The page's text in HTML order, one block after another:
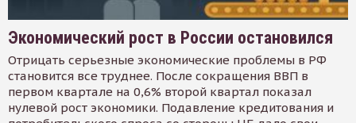
Экономический рост в России остановился
Отрицать серьезные экономические проблемы в РФ
становится все труднее. После сокращения ВВП в
первом квартале на 0,6% второй квартал показал
нулевой рост экономики. Подавление кредитования и